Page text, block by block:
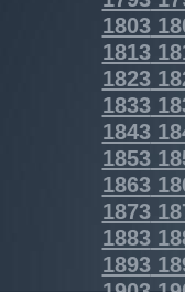
1803
1813
1823
1833
1843
1853
1863
1873
1883
1893